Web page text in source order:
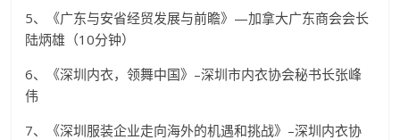
5、《广东与安省经贸发展与前瞻》—加拿大广东商会会长
陆炳雄（10分钟）
6、《深圳内衣，领舞中国》–深圳市内衣协会秘书长张峰
伟
7、《深圳服装企业走向海外的机遇和挑战》–深圳内衣协